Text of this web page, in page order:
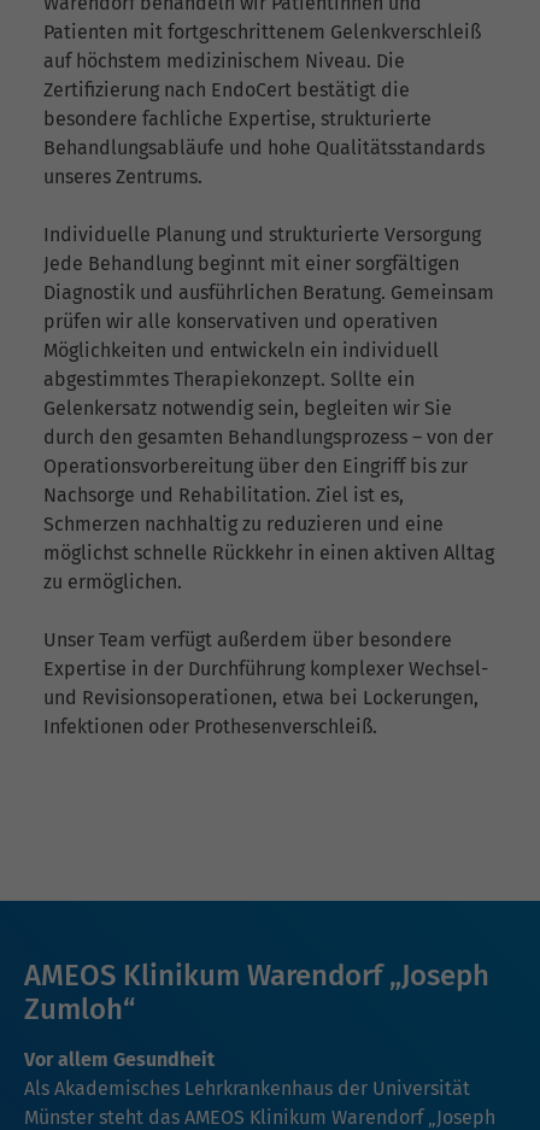
Patienten mit fortgeschrittenem Gelenkverschleiß
auf höchstem medizinischem Niveau. Die
Zertifizierung nach EndoCert bestätigt die
besondere fachliche Expertise, strukturierte
Behandlungsabläufe und hohe Qualitätsstandards
unseres Zentrums.
Individuelle Planung und strukturierte Versorgung
Jede Behandlung beginnt mit einer sorgfältigen
Diagnostik und ausführlichen Beratung. Gemeinsam
prüfen wir alle konservativen und operativen
Möglichkeiten und entwickeln ein individuell
abgestimmtes Therapiekonzept. Sollte ein
Gelenkersatz notwendig sein, begleiten wir Sie
durch den gesamten Behandlungsprozess – von der
Operationsvorbereitung über den Eingriff bis zur
Nachsorge und Rehabilitation. Ziel ist es,
Schmerzen nachhaltig zu reduzieren und eine
möglichst schnelle Rückkehr in einen aktiven Alltag
zu ermöglichen.
Unser Team verfügt außerdem über besondere
Expertise in der Durchführung komplexer Wechsel-
und Revisionsoperationen, etwa bei Lockerungen,
Infektionen oder Prothesenverschleiß.
AMEOS Klinikum Warendorf „Joseph
Zumloh“
Vor allem Gesundheit
Als Akademisches Lehrkrankenhaus der Universität
Münster steht das AMEOS Klinikum Warendorf „Joseph